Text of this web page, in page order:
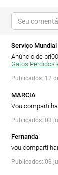
Serviço
Anúncio de
Gatos Perdidos
Publicados: 12
MARCIA
Vou
Publicados: 03
Fernanda
vou
Publicados: 03